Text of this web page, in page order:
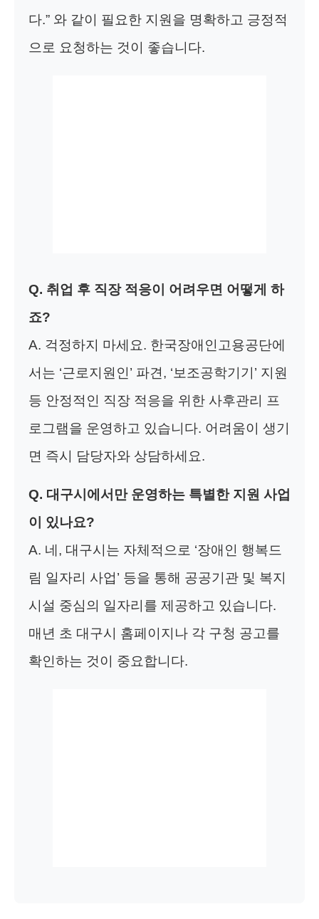
다.” 와 같이 필요한 지원을 명확하고 긍정적
으로 요청하는 것이 좋습니다.
Q. 취업 후 직장 적응이 어려우면 어떻게 하
죠?
A. 걱정하지 마세요. 한국장애인고용공단에
서는 ‘근로지원인’ 파견, ‘보조공학기기’ 지원
등 안정적인 직장 적응을 위한 사후관리 프
로그램을 운영하고 있습니다. 어려움이 생기
면 즉시 담당자와 상담하세요.
Q. 대구시에서만 운영하는 특별한 지원 사업
이 있나요?
A. 네, 대구시는 자체적으로 ‘장애인 행복드
림 일자리 사업’ 등을 통해 공공기관 및 복지
시설 중심의 일자리를 제공하고 있습니다.
매년 초 대구시 홈페이지나 각 구청 공고를
확인하는 것이 중요합니다.